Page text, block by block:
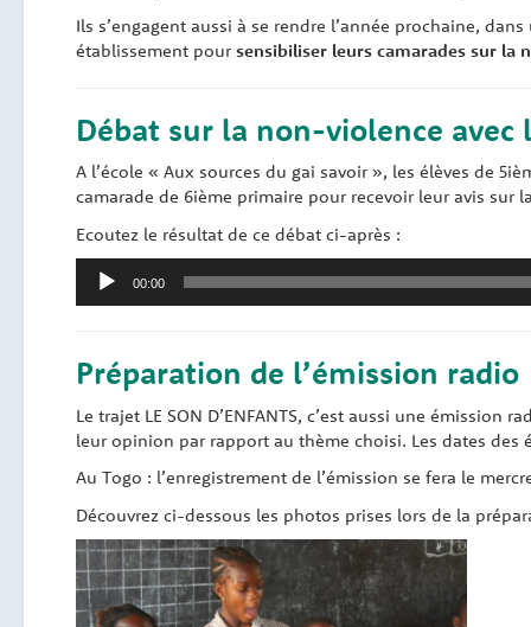
Ils s’engagent aussi à se rendre l’année prochaine,
établissement pour sensibiliser leurs camarades sur la
Débat sur la non-violence avec
A l’école « Aux sources du gai savoir », les élèves de
camarade de 6ième primaire pour recevoir leur avis sur
Ecoutez le résultat de ce débat ci-après :
Lecteur
audio
00:00
Préparation de l’émission radio
Le trajet LE SON D’ENFANTS, c’est aussi une
leur opinion par rapport au thème choisi. Les dates des
Au Togo : l’enregistrement de l’émission se fera le
Découvrez ci-dessous les photos prises lors de la